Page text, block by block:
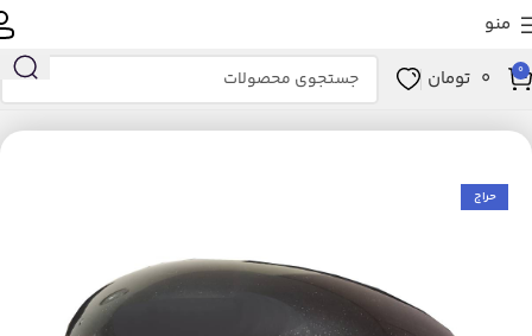
منو
0
0 تومان
خانه زیبایی و سلامت ابزار سلامت ماساژور
حراج